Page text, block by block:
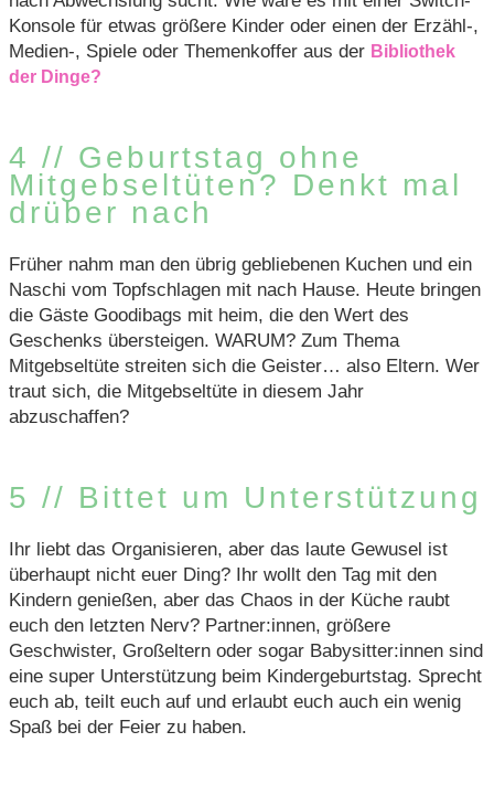
Konsole für etwas größere Kinder oder einen der Erzähl-,
Medien-, Spiele oder Themenkoffer aus der Bibliothek
der Dinge?
4 // Geburtstag ohne
Mitgebseltüten? Denkt mal
drüber nach
Früher nahm man den übrig gebliebenen Kuchen und ein
Naschi vom Topfschlagen mit nach Hause. Heute bringen
die Gäste Goodibags mit heim, die den Wert des
Geschenks übersteigen. WARUM? Zum Thema
Mitgebseltüte streiten sich die Geister… also Eltern. Wer
traut sich, die Mitgebseltüte in diesem Jahr
abzuschaffen?
5 // Bittet um Unterstützung
Ihr liebt das Organisieren, aber das laute Gewusel ist
überhaupt nicht euer Ding? Ihr wollt den Tag mit den
Kindern genießen, aber das Chaos in der Küche raubt
euch den letzten Nerv? Partner:innen, größere
Geschwister, Großeltern oder sogar Babysitter:innen sind
eine super Unterstützung beim Kindergeburtstag. Sprecht
euch ab, teilt euch auf und erlaubt euch auch ein wenig
Spaß bei der Feier zu haben.